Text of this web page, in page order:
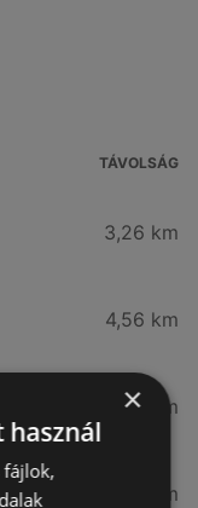
TÁVOLSÁG
3,26 km
4,56 km
7,57 km
49,08 km
×
használ
fájlok,